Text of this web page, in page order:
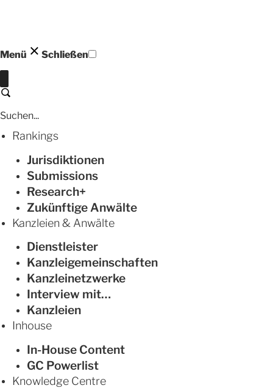
Menü Schließen
Suchen
Rankings
Jurisdiktionen
Submissions
Research+
Zukünftige Anwälte
Kanzleien & Anwälte
Dienstleister
Kanzleigemeinschaften
Kanzleinetzwerke
Interview mit…
Kanzleien
Inhouse
In-House Content
GC Powerlist
Knowledge Centre